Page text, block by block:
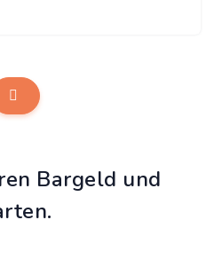
Bargeld und